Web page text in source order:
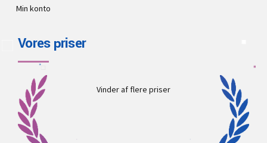
Min konto
Vores priser
Vinder af flere priser